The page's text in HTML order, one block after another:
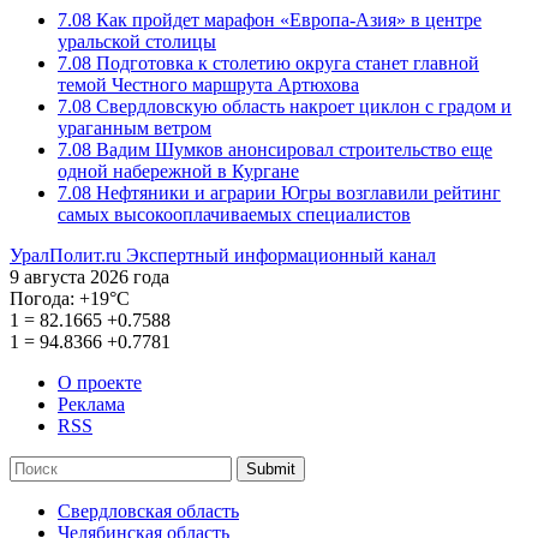
7.08 Как пройдет марафон «Европа-Азия» в центре
уральской столицы
7.08 Подготовка к столетию округа станет главной
темой Честного маршрута Артюхова
7.08 Свердловскую область накроет циклон с градом и
ураганным ветром
7.08 Вадим Шумков анонсировал строительство еще
одной набережной в Кургане
7.08 Нефтяники и аграрии Югры возглавили рейтинг
самых высокооплачиваемых специалистов
УралПолит.ru Экспертный информационный канал
9 августа 2026 года
Погода: +19°С
1 = 82.1665 +0.7588
1 = 94.8366 +0.7781
О проекте
Реклама
RSS
Submit
Свердловская область
Челябинская область